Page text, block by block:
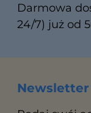
Darmowa
24/7) już od
Newsletter